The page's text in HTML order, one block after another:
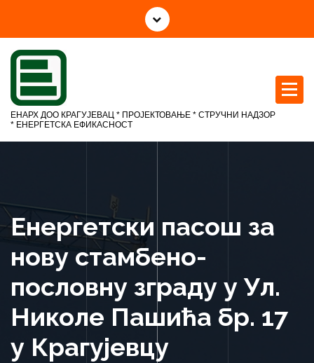
о
а
а
ј
ЕНАРХ ДОО КРАГУЈЕВАЦ * ПРОЈЕКТОВАЊЕ * СТРУЧНИ НАДЗОР
* ЕНЕРГЕТСКА ЕФИКАСНОСТ
Енергетски пасош за
нову стамбенo-
пословну зграду у Ул.
Николе Пашића бр. 17
у Крагујевцу